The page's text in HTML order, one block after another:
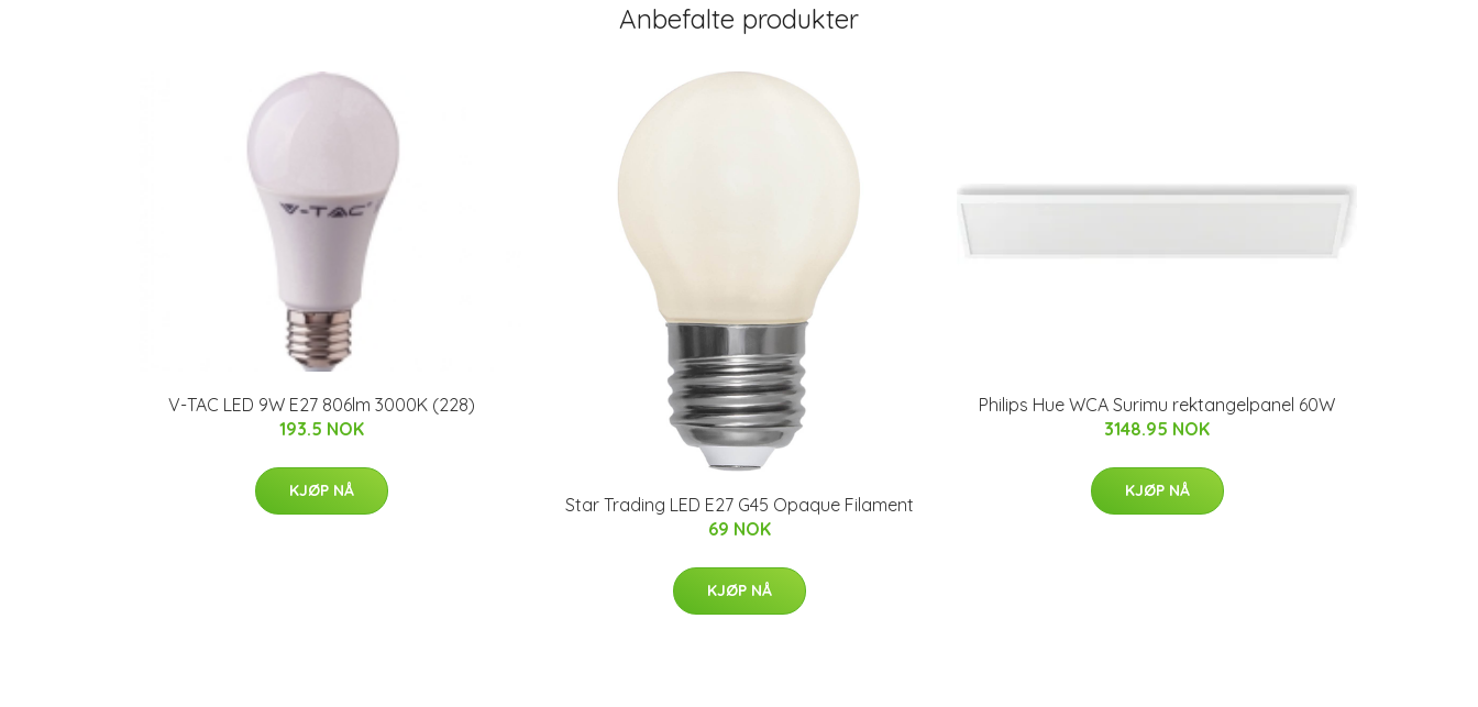
Anbefalte produkter
V-TAC LED 9W E27 806lm 3000K (228)
193.5 NOK
KJØP NÅ
Star Trading LED E27 G45 Opaque Filament
69 NOK
KJØP NÅ
Philips Hue WCA Surimu rektangelpanel 60W
3148.95 NOK
KJØP NÅ